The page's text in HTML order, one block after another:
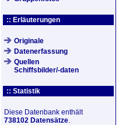
:: Erläuterungen
Originale
Datenerfassung
Quellen
Schiffsbilder/-daten
:: Statistik
Diese Datenbank enthält
738102 Datensätze.